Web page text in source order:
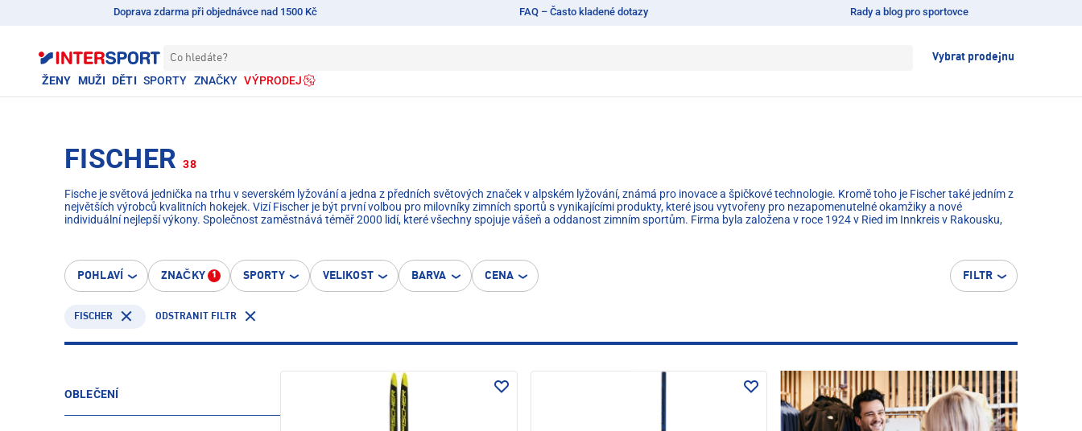
Doprava zdarma při objednávce nad 1500 Kč FAQ – Často kladené dotazy Rady a blog pro sportovce
Co hledáte? Vybrat prodejnu
ŽENY MUŽI DĚTI SPORTY ZNAČKY VÝPRODEJ
FISCHER 38
Fische je světová jednička na trhu v severském lyžování a jedna z předních světových značek v alpském lyžování, známá pro inovace a špičkové technologie. Kromě toho je Fischer také jedním z
největších výrobců kvalitních hokejek. Vizí Fischer je být první volbou pro milovníky zimních sportů s vynikajícími produkty, které jsou vytvořeny pro nezapomenutelné okamžiky a nové
individuální nejlepší výkony. Společnost zaměstnává téměř 2000 lidí, které všechny spojuje vášeň a oddanost zimním sportům. Firma byla založena v roce 1924 v Ried im Innkreis v Rakousku,
POHLAVÍ ZNAČKY 1 SPORTY VELIKOST BARVA CENA FILTR
FISCHER ODSTRANIT FILTR
OBLEČENÍ